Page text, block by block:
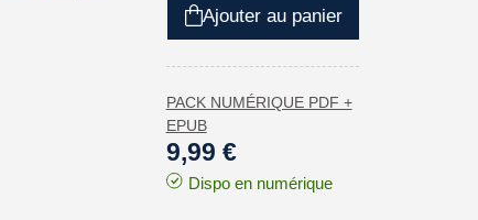
Ajouter au panier
PACK NUMÉRIQUE PDF +
EPUB
9,99 €
Dispo en numérique